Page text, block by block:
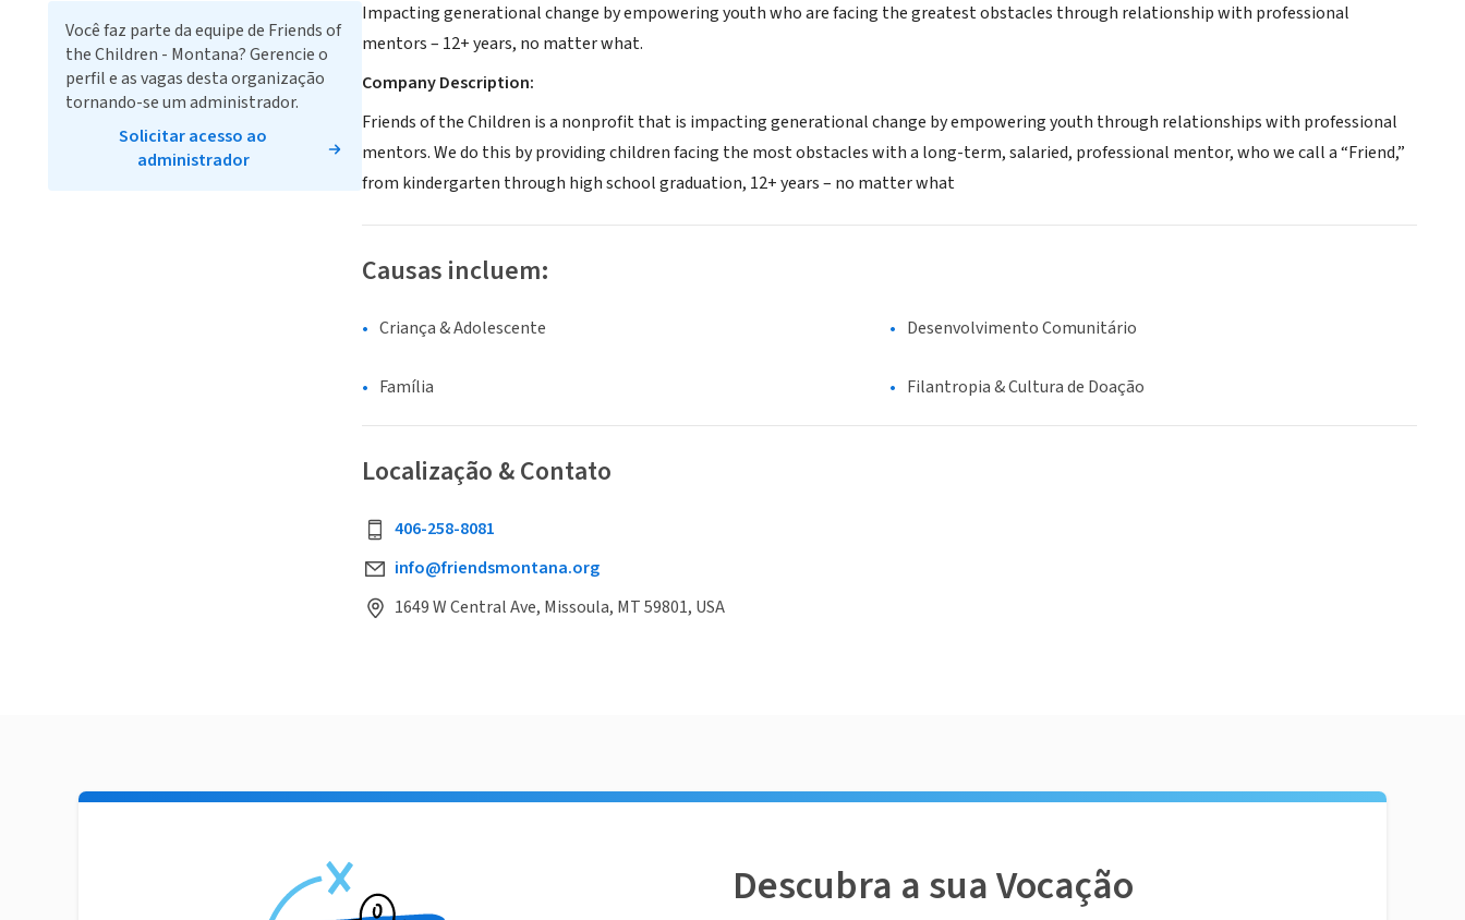
Impacting generational change by empowering youth who are facing the greatest obstacles through relationship with professional
mentors – 12+ years, no matter what.
Company Description:
Friends of the Children is a nonprofit that is impacting generational change by empowering youth through relationships with professional
mentors. We do this by providing children facing the most obstacles with a long-term, salaried, professional mentor, who we call a “Friend,”
from kindergarten through high school graduation, 12+ years – no matter what
Causas incluem:
Criança & Adolescente Desenvolvimento Comunitário
Família Filantropia & Cultura de Doação
Localização & Contato
406-258-8081
info@friendsmontana.org
1649 W Central Ave, Missoula, MT 59801, USA
Você faz parte da equipe de Friends of
the Children - Montana? Gerencie o
perfil e as vagas desta organização
tornando-se um administrador.
Solicitar acesso ao
administrador
Descubra a sua Vocação